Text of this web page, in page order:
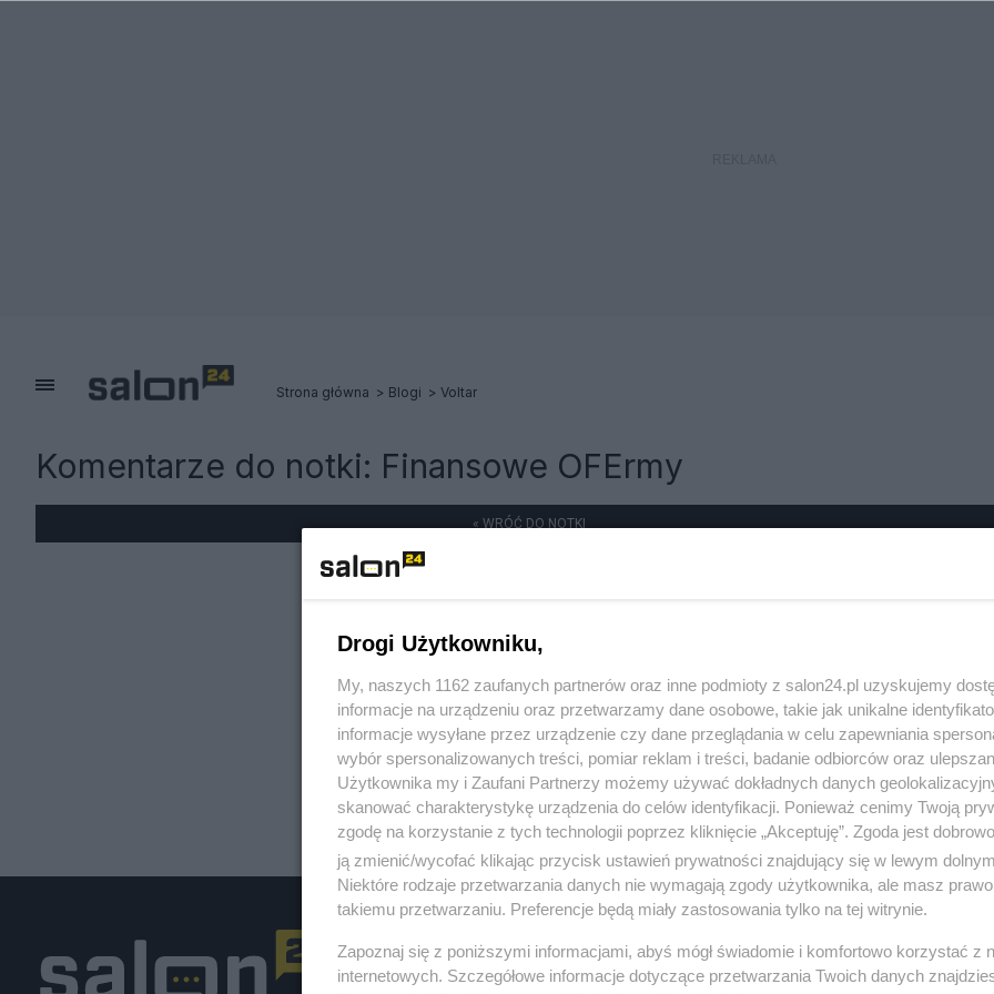
Strona główna Blogi Voltar
Komentarze do notki: Finansowe OFErmy
« WRÓĆ DO NOTKI
Polityka
Rosja
Gospodarka
Biznes
Drogi Użytkowniku,
My, naszych 1162 zaufanych partnerów oraz inne podmioty z salon24.pl uzyskujemy
informacje na urządzeniu oraz przetwarzamy dane osobowe, takie jak unikalne
informacje wysyłane przez urządzenie czy dane przeglądania w celu zapewniania
wybór spersonalizowanych treści, pomiar reklam i treści, badanie odbiorców oraz
Użytkownika my i Zaufani Partnerzy możemy używać dokładnych danych
skanować charakterystykę urządzenia do celów identyfikacji. Ponieważ cenimy Twoją
zgodę na korzystanie z tych technologii poprzez kliknięcie „Akceptuję”. Zgoda jest
ją zmienić/wycofać klikając przycisk ustawień prywatności znajdujący się w lewym
Niektóre rodzaje przetwarzania danych nie wymagają zgody użytkownika, ale masz
takiemu przetwarzaniu. Preferencje będą miały zastosowania tylko na tej witrynie.
Zapoznaj się z poniższymi informacjami, abyś mógł świadomie i komfortowo korzystać z
internetowych. Szczegółowe informacje dotyczące przetwarzania Twoich danych